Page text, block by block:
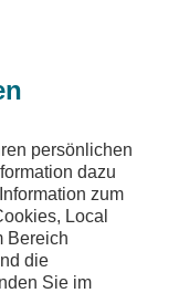
persönlichen
dazu
zum
Local
Bereich
die
Sie im